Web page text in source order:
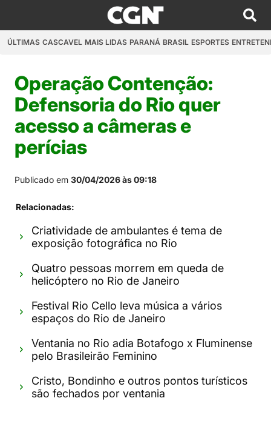
ÚLTIMAS CASCAVEL MAIS LIDAS PARANÁ BRASIL ESPORTES
Operação Contenção:
Defensoria do Rio quer
acesso a câmeras e
perícias
Publicado em 30/04/2026 às 09:18
Relacionadas:
Criatividade de ambulantes é tema de
exposição fotográfica no Rio
Quatro pessoas morrem em queda de
helicóptero no Rio de Janeiro
Festival Rio Cello leva música a vários
espaços do Rio de Janeiro
Ventania no Rio adia Botafogo x Fluminense
pelo Brasileirão Feminino
Cristo, Bondinho e outros pontos turísticos
são fechados por ventania